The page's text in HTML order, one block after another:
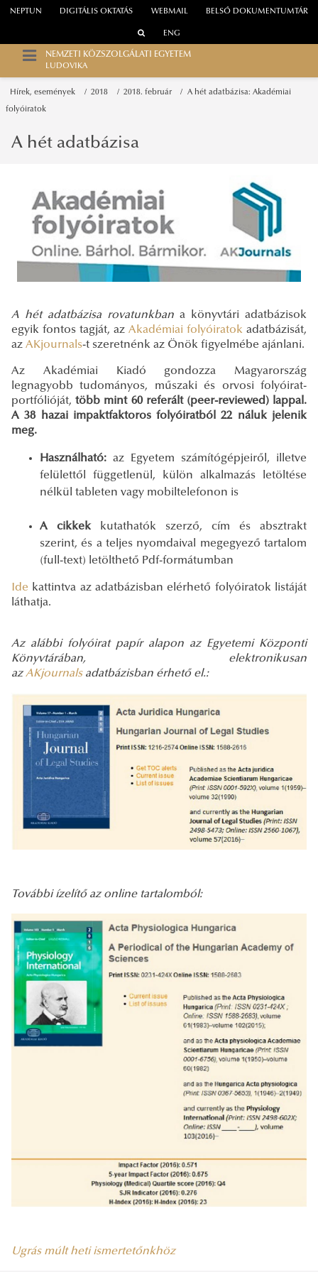
WEBMAIL
NEPTUN DIGITÁLIS OKTATÁS BELSŐ DOKUMENTUMTÁR
ENG
NEMZETI KÖZSZOLGÁLATI EGYETEM
LUDOVIKA
Hírek, események 2018 2018. február A hét adatbázisa: Akadémiai
folyóiratok
A hét adatbázisa
A hét adatbázisa rovatunkban a könyvtári adatbázisok
egyik fontos tagját, az Akadémiai folyóiratok adatbázisát,
az AKjournals-t szeretnénk az Önök figyelmébe ajánlani.
Az Akadémiai Kiadó gondozza Magyarország
legnagyobb tudományos, műszaki és orvosi folyóirat-
portfólióját,több mint 60 referált (peer-reviewed) lappal.
A 38 hazai impaktfaktoros folyóiratból 22 náluk jelenik
meg.
Használható: az Egyetem számítógépjeiről, illetve
felülettől függetlenül, külön alkalmazás letöltése
nélkül tableten vagy mobiltelefonon is
A cikkekkutathatók szerző, cím és absztrakt
szerint, és a teljes nyomdaival megegyező tartalom
(full-text) letölthető Pdf-formátumban
Ide kattintva az adatbázisban elérhető folyóiratok listáját
láthatja.
Az alábbi folyóirat papír alapon az Egyetemi Központi
Könyvtárában, elektronikusan
azAKjournalsadatbázisban érhető el.:
További ízelítő az online tartalomból:
Ugrás múlt heti ismertetőnkhöz